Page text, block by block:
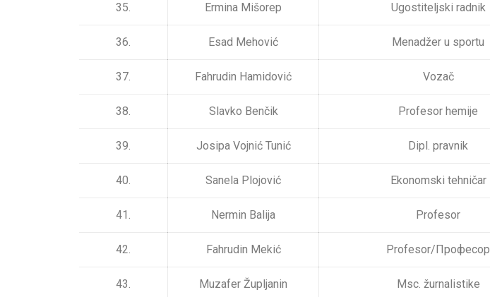
35. Ermina Mišorep Ugostiteljski radnik
36. Esad Mehović Menadžer u sportu
37. Fahrudin Hamidović Vozač
38. Slavko Benčik Profesor hemije
39. Josipa Vojnić Tunić Dipl. pravnik
40. Sanela Plojović Ekonomski tehničar
41. Nermin Balija Profesor
42. Fahrudin Mekić Profesor/Професор
43. Muzafer Župljanin Msc. žurnalistike